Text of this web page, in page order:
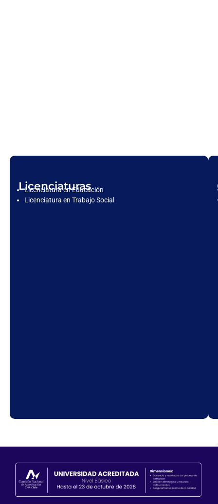
Licenciaturas
Licenciatura en Educación
Licenciatura en Trabajo Social